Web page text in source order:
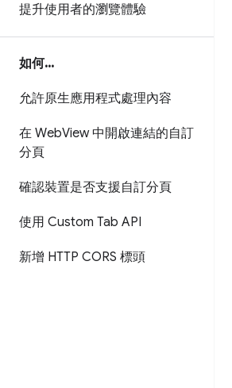
提升使用者的瀏覽體驗
如何...
允許原生應用程式處理內容
在 WebView 中開啟連結的自訂
分頁
確認裝置是否支援自訂分頁
使用 Custom Tab API
新增 HTTP CORS 標頭